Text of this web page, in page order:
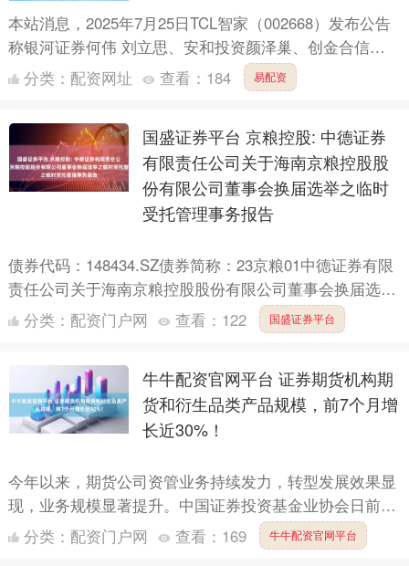
本站消息，2025年7月25日TCL智家（002668）发布公告
称银河证券何伟 刘立思、安和投资颜泽巢、创金合信罗
水星、易方达基金张海玥、中汇人寿高婧、中信证券....
分类： 配资网址 查看： 184 易配资
国盛证券平台 京粮控股: 中德证券
有限责任公司关于海南京粮控股股
份有限公司董事会换届选举之临时
受托管理事务报告
债券代码：148434.SZ债券简称：23京粮01中德证券有限
责任公司关于海南京粮控股股份有限公司董事会换届选举
之临时受托管理事务报告债券受托管理人（北京市朝阳....
分类： 配资门户网 查看： 122 国盛证券平台
牛牛配资官网平台 证券期货机构期
货和衍生品类产品规模，前7个月增
长近30%！
今年以来，期货公司资管业务持续发力，转型发展效果显
现，业务规模显著提升。中国证券投资基金业协会日前发
布的数据显示，截至2025年7月底，期货公司及其资管子
公司私....
分类： 配资门户网 查看： 169 牛牛配资官网平台